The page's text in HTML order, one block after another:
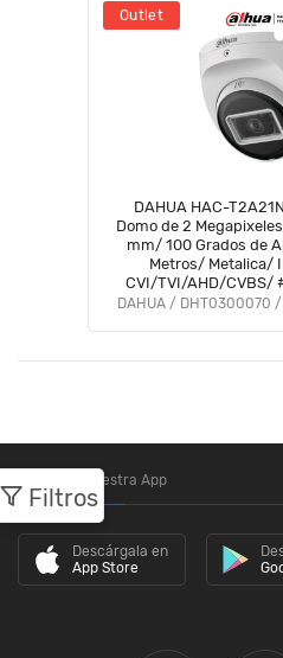
Outlet
DAHUA HAC-
Domo de 2
mm/ 100 Grados de
Metros/ Metalica/ IP67 /
CVI/TVI/AHD/CVBS/
#VFL
DAHUA / DHT0300070
Filtros
Descarga nuestra App
Descárgala en
App Store